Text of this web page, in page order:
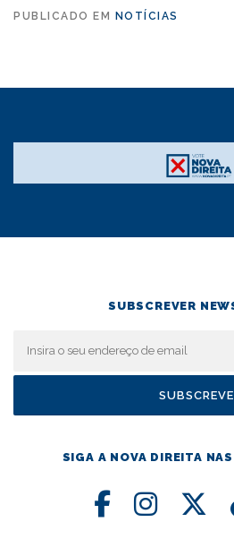
PUBLICADO EM NOTÍCIAS
SUBSCREVER
SIGA A NOVA DIREITA